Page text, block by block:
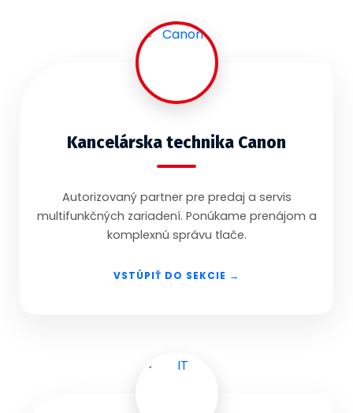
Kancelárska technika Canon
Autorizovaný partner pre predaj a servis
multifunkčných zariadení. Ponúkame prenájom a
komplexnú správu tlače.
VSTÚPIŤ DO SEKCIE →